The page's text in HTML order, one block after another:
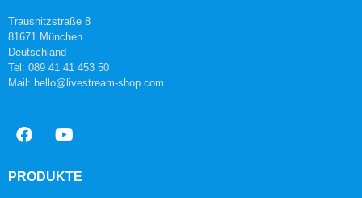
Trausnitzstraße 8
81671 München
Deutschland
Tel: 089 41 41 453 50
Mail: hello@livestream-shop.com
PRODUKTE